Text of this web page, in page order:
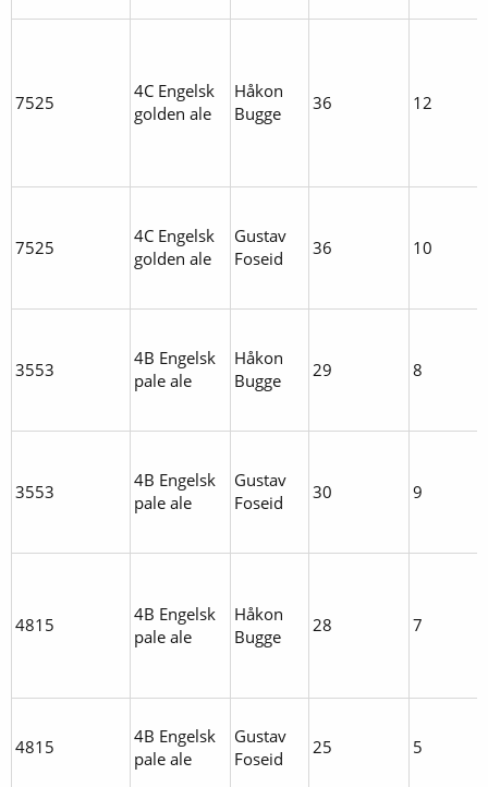
7525
4C Engelsk
golden ale
Håkon
Bugge
36 12
7525
4C Engelsk
golden ale
Gustav
Foseid
36 10
3553
4B Engelsk
pale ale
Håkon
Bugge
29 8
3553
4B Engelsk
pale ale
Gustav
Foseid
30 9
4815
4B Engelsk
pale ale
Håkon
Bugge
28 7
4815
4B Engelsk
pale ale
Gustav
Foseid
25 5